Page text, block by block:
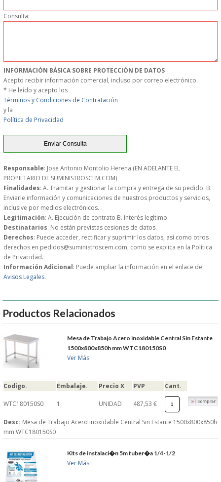
PERSONAL
MAQUINARIA DE
MAQUINARIA FRIA
MENAJE DE COCINA
MAQUINARIA OTROS
MUEBLES
MUEBLES INOX. COCINA
VAJILLA
CUCHILLOS DE COCINA
OUTLET
GASTOS DE ENVIO
CONDICIONES DE COMPRA
GARANTIAS Y
Consulta:
INFORMACIÓN BÁSICA SOBRE PROTECCIÓN DE DATOS
Acepto recibir información comercial, incluso por correo electrónico.
* He leído y acepto los
Términos y Condiciones de Contratación
y la
Política de Privacidad
Responsable: Jose Antonio Montolio Herena (EN ADELANTE EL
PROPIETARIO DE SUMINISTROSCEM.COM)
Finalidades: A. Tramitar y gestionar la compra y entrega de su pedido. B.
Enviarle información y comunicaciones de nuestros productos y servicios,
inclusive por medios electrónicos.
Legitimación: A. Ejecución de contrato B. Interés legítimo.
Destinatarios: No están previstas cesiones de datos.
Derechos: Puede acceder, rectificar y suprimir los datos, así como otros
derechos en pedidos@suministroscem.com, como se explica en la Política
de Privacidad.
Información Adicional: Puede ampliar la información en el enlace de
Avisos Legales.
Productos Relacionados
Mesa de Trabajo Acero inoxidable Central Sin Estante
1500x800x850h mm WTC180150S0
Ver Más
Codigo. Embalaje. Precio X PVP Cant.
WTC180150S0 1 UNIDAD 487,53 €
Desc: Mesa de Trabajo Acero inoxidable Central Sin Estante 1500x800x850h
mm WTC180150S0
Kits de instalaci�n 5m tuber�a 1/4-1/2
Ver Más